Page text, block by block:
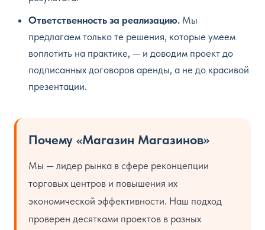
Ответственность за реализацию. Мы
предлагаем только те решения, которые умеем
воплотить на практике, — и доводим проект до
подписанных договоров аренды, а не до красивой
презентации.
Почему «Магазин Магазинов»
Мы — лидер рынка в сфере реконцепции
торговых центров и повышения их
экономической эффективности. Наш подход
проверен десятками проектов в разных